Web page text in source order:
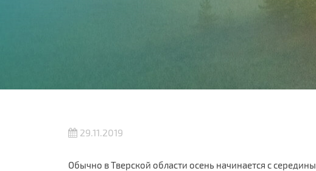
29.11.2019
Обычно в Тверской области осень начинается с середины